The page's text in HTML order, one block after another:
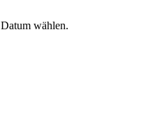
Datum wählen.